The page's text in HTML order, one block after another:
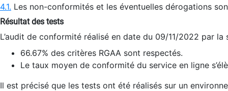
4.1. Les non-conformités et les éventuelles dérogations
Résultat des tests
L’audit de conformité réalisé en date du 09/11/2022 par
66.67% des critères RGAA sont respectés.
Le taux moyen de conformité du service en ligne
Il est précisé que les tests ont été réalisés sur un